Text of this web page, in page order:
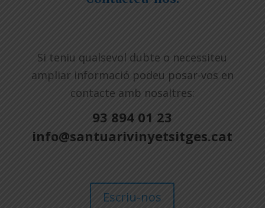
Si teniu qualsevol dubte o necessiteu
ampliar informació podeu posar-vos en
contacte amb nosaltres:
93 894 01 23
info@santuarivinyetsitges.cat
Escriu-nos